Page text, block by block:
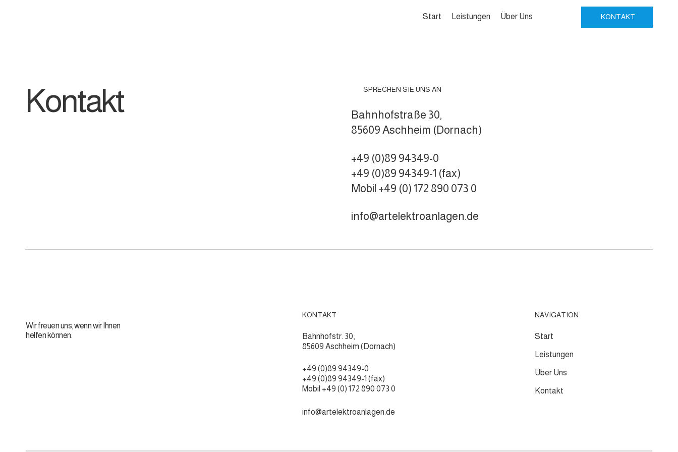
Start Leistungen Über Uns KONTAKT
Kontakt SPRECHEN SIE UNS AN
Bahnhofstraße 30,
85609 Aschheim (Dornach)
+49 (0)89 94349-0
+49 (0)89 94349-1 (fax)
Mobil +49 (0) 172 890 073 0
info@artelektroanlagen.de
Wir freuen uns, wenn wir Ihnen
helfen können.
KONTAKT
Bahnhofstr. 30,
85609 Aschheim (Dornach)
+49 (0)89 94349-0
+49 (0)89 94349-1 (fax)
Mobil +49 (0) 172 890 073 0
info@artelektroanlagen.de
NAVIGATION
Start
Leistungen
Über Uns
Kontakt